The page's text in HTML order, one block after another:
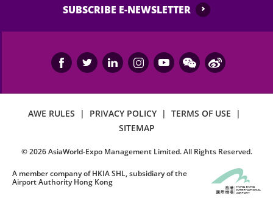
影，或攜帶玻璃瓶、食品、飲品、金屬利器、易燃物
所有人士均不得攜帶任何動物（除經場地事先書面同
掉鬧鐘及手提電話的響鬧裝置。
物件進場，包括但不限於38×30×20厘米以上手提包/背
包、大面積燈牌（燈牌最大體積為38×30×20厘米）、
自拍桿、氣球、旗幟、長傘及板凳等，主辦單位保留
SUBSCRIBE E-NEWSLETTER
AWE RULES | PRIVACY POLICY | TERMS OF USE
|
SITEMAP
©2026AsiaWorld-Expo Management Limited. All Rights Reserved.
A member company of HKIA SHL, subsidiary of the
Airport Authority Hong Kong